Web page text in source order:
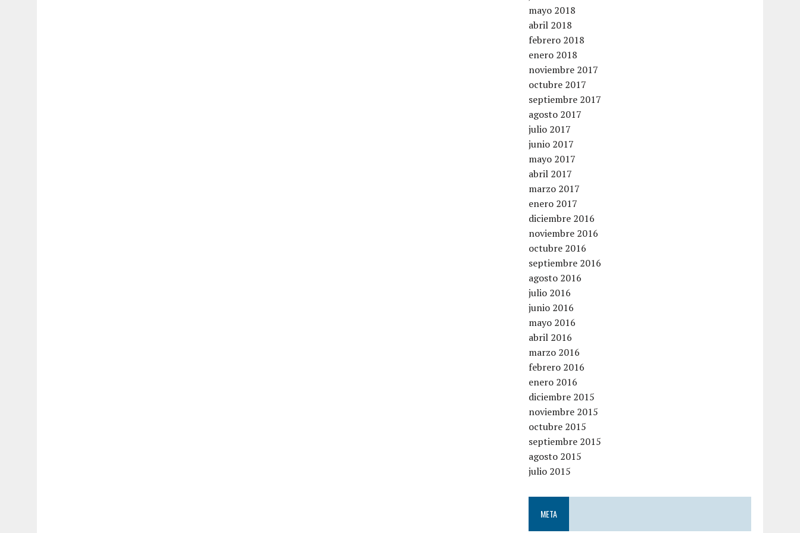
mayo 2018
abril 2018
febrero 2018
enero 2018
noviembre 2017
octubre 2017
septiembre 2017
agosto 2017
julio 2017
junio 2017
mayo 2017
abril 2017
marzo 2017
enero 2017
diciembre 2016
noviembre 2016
octubre 2016
septiembre 2016
agosto 2016
julio 2016
junio 2016
mayo 2016
abril 2016
marzo 2016
febrero 2016
enero 2016
diciembre 2015
noviembre 2015
octubre 2015
septiembre 2015
agosto 2015
julio 2015
META